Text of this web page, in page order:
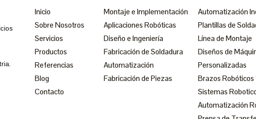
Inicio
Sobre Nosotros
Servicios
Productos
Referencias
Blog
Contacto
Montaje e Implementación
Aplicaciones Robóticas
Diseño e Ingeniería
Fabricación de Soldadura
Automatización
Fabricación de Piezas
Automatización
Plantillas de
Línea de Montaje
Diseños de
Personalizadas
Brazos Robóticos
Sistemas
Automatización